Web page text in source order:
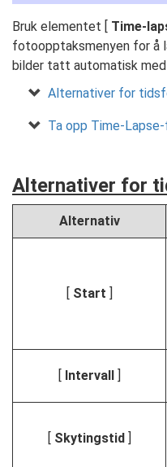
Bruk elementet [ Time-
fotoopptaksmenyen for å
bilder tatt automatisk
Alternativer for
Ta opp Time-
Alternativer for
Alternativ
[ Start ]
[ Intervall]
[ Skytingstid]